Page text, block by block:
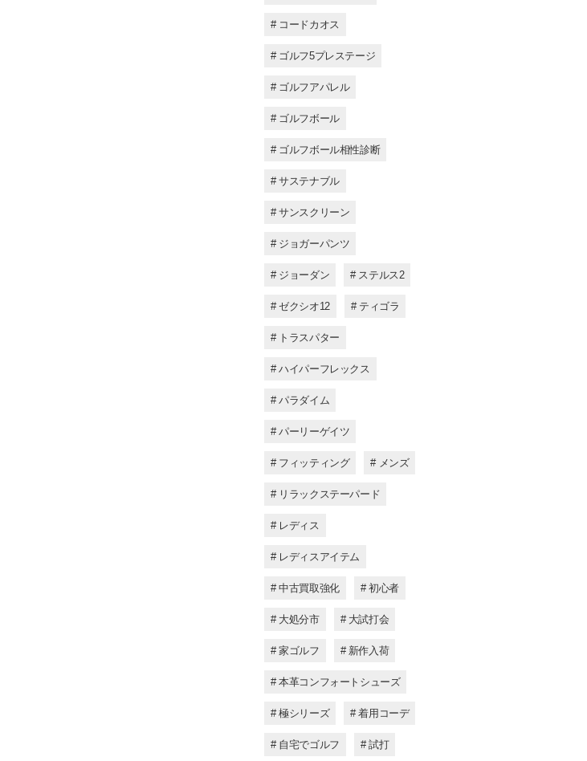
# コードカオス
# ゴルフ5プレステージ
# ゴルフアパレル
# ゴルフボール
# ゴルフボール相性診断
# サステナブル
# サンスクリーン
# ジョガーパンツ
# ジョーダン # ステルス2
# ゼクシオ12 # ティゴラ
# トラスパター
# ハイパーフレックス
# パラダイム
# パーリーゲイツ
# フィッティング # メンズ
# リラックステーパード
# レディス
# レディスアイテム
# 中古買取強化 # 初心者
# 大処分市 # 大試打会
# 家ゴルフ # 新作入荷
# 本革コンフォートシューズ
# 極シリーズ # 着用コーデ
# 自宅でゴルフ # 試打